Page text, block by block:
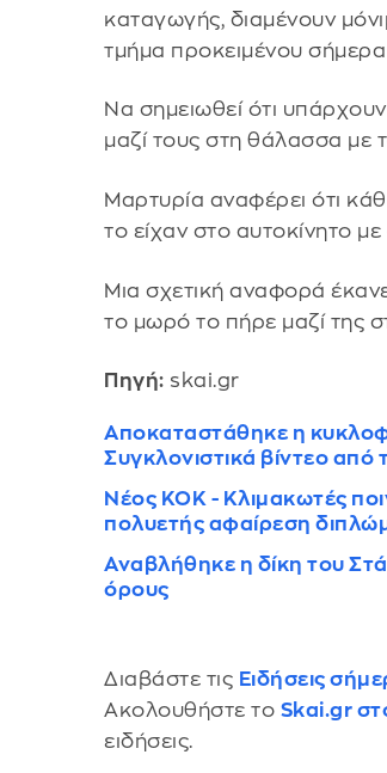
καταγωγής, διαμένουν
τμήμα προκειμένου
Να σημειωθεί ότι
μαζί τους στη θάλασσα με
Μαρτυρία αναφέρει ότι
το είχαν στο αυτοκίνητο
Μια σχετική αναφορά
το μωρό το πήρε μαζί της
Πηγή: skai.gr
Αποκαταστάθηκε η
Συγκλονιστικά βίντεο από
Νέος ΚΟΚ - Κλιμακωτές
πολυετής αφαίρεση
Αναβλήθηκε η δίκη του
όρους
Διαβάστε τις Ειδήσεις
Ακολουθήστε το Skai.gr
ειδήσεις.